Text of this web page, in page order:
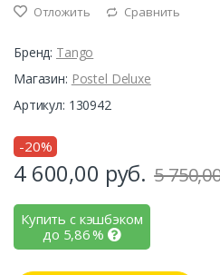
Отложить Сравнить
Бренд: Tango
Магазин: Postel Deluxe
Артикул: 130942
-20%
4 600,00 руб. 5
Купить с кэшбэком
до 5,86%